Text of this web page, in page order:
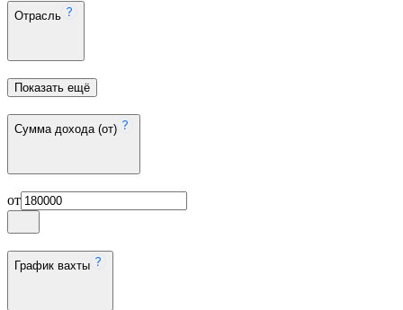
Отрасль
Показать ещё
Сумма дохода (от)
от
График вахты